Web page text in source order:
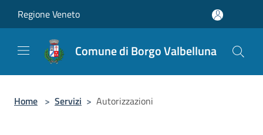
Regione Veneto
Comune di Borgo Valbelluna
Home > Servizi > Autorizzazioni